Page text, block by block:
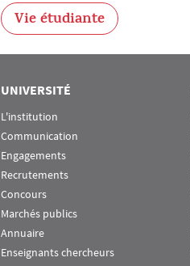
Vie étudiante
UNIVERSITÉ
L'institution
Communication
Engagements
Recrutements
Concours
Marchés publics
Annuaire
Enseignants chercheurs